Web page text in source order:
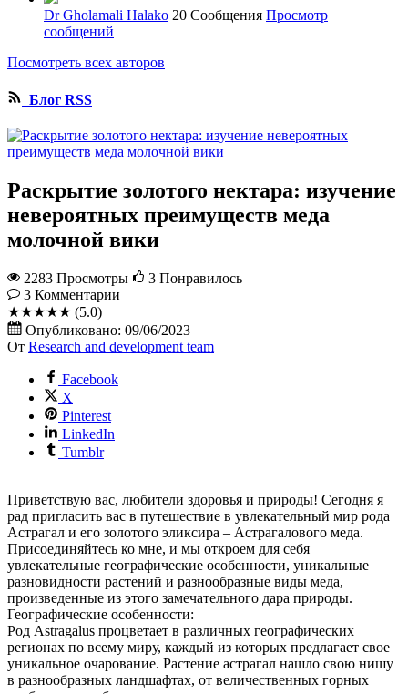
Dr Gholamali Halako 20 Сообщения Просмотр
сообщений
Посмотреть всех авторов
Блог RSS
Раскрытие золотого нектара: изучение
невероятных преимуществ меда
молочной вики
2283 Просмотры 3 Понравилось
3 Комментарии
★★★★★ (5.0)
Опубликовано: 09/06/2023
От Research and development team
Facebook
X
Pinterest
LinkedIn
Tumblr
Приветствую вас, любители здоровья и природы! Сегодня я
рад пригласить вас в путешествие в увлекательный мир рода
Астрагал и его золотого эликсира – Астрагалового меда.
Присоединяйтесь ко мне, и мы откроем для себя
увлекательные географические особенности, уникальные
разновидности растений и разнообразные виды меда,
произведенные из этого замечательного дара природы.
Географические особенности:
Род Astragalus процветает в различных географических
регионах по всему миру, каждый из которых предлагает свое
уникальное очарование. Растение астрагал нашло свою нишу
в разнообразных ландшафтах, от величественных горных